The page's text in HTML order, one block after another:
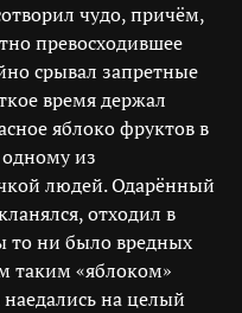
чудо, причём,
превосходившее
срывал запретные
время держал
яблоко фруктов в
одному из
людей. Одарённый
отходил в
то ни было вредных
таким «яблоком»
на целый